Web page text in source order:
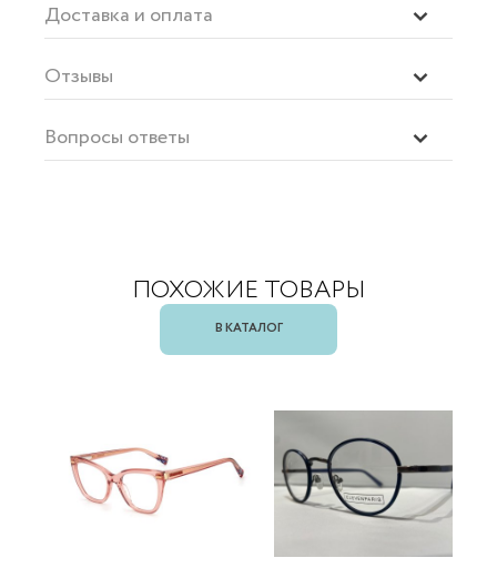
Доставка и оплата
Отзывы
Вопросы ответы
ПОХОЖИЕ ТОВАРЫ
В КАТАЛОГ